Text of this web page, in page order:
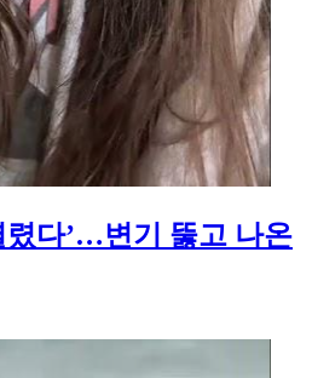
렸다’…변기 뚫고 나온